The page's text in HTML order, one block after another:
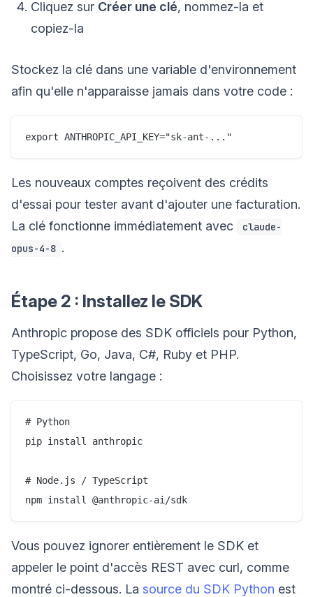
Cliquez sur Créer une clé, nommez-la et
copiez-la
Stockez la clé dans une variable d'environnement
afin qu'elle n'apparaisse jamais dans votre code :
Les nouveaux comptes reçoivent des crédits
d'essai pour tester avant d'ajouter une facturation.
La clé fonctionne immédiatement avec
claude-
opus-4-8 .
Étape 2 : Installez le SDK
Anthropic propose des SDK officiels pour Python,
TypeScript, Go, Java, C#, Ruby et PHP.
Choisissez votre langage :
# Python
pip install anthropic
# Node.js / TypeScript
Vous pouvez ignorer entièrement le SDK et
appeler le point d'accès REST avec curl, comme
montré ci-dessous. La source du SDK Python est